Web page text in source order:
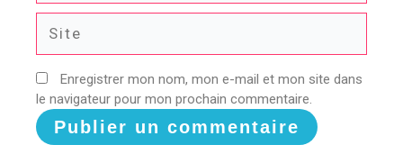
Enregistrer mon nom, mon e-mail et mon site dans
le navigateur pour mon prochain commentaire.